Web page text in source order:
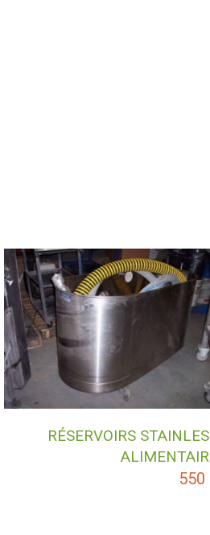
RÉSERVOIRS
550